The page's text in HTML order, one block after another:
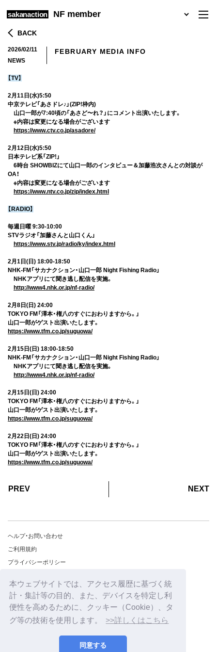
本ウェブサイトでは、アクセス履歴に基づく統
計・集計等の目的、また、デバイスを特定し利
便性を高めるために、クッキー（Cookie）、タ
グ等の技術を使用します。
>>詳しくはこちら
同意する
sakanaction NF member
BACK
2026/02/11
NEWS
FEBRUARY MEDIA INFO
【TV】
2月11日(水)5:50
中京テレビ「あさドレ♪」(ZIP!枠内)
山口一郎が7:40頃の「あさど〜れ？」にコメント出演いたします。
※内容は変更になる場合がございます
https://www.ctv.co.jp/asadore/
2月12日(水)5:50
日本テレビ系「ZIP!」
6時台 SHOWBIZにて山口一郎のインタビュー＆加藤浩次さんとの対談が
OA！
※内容は変更になる場合がございます
https://www.ntv.co.jp/zip/index.html
【RADIO】
毎週日曜 9:30-10:00
STVラジオ「加藤さんと山口くん」
https://www.stv.jp/radio/ky/index.html
2月1日(日) 18:00-18:50
NHK-FM「サカナクション・山口一郎 Night Fishing Radio」
NHKアプリにて聞き逃し配信を実施。
http://www4.nhk.or.jp/nf-radio/
2月8日(日) 24:00
TOKYO FM「澤本・権八のすぐにおわりますから。」
山口一郎がゲスト出演いたします。
https://www.tfm.co.jp/suguowa/
2月15日(日) 18:00-18:50
NHK-FM「サカナクション・山口一郎 Night Fishing Radio」
NHKアプリにて聞き逃し配信を実施。
http://www4.nhk.or.jp/nf-radio/
2月15日(日) 24:00
TOKYO FM「澤本・権八のすぐにおわりますから。」
山口一郎がゲスト出演いたします。
https://www.tfm.co.jp/suguowa/
2月22日(日) 24:00
TOKYO FM「澤本・権八のすぐにおわりますから。」
山口一郎がゲスト出演いたします。
https://www.tfm.co.jp/suguowa/
PREV NEXT
ヘルプ・お問い合わせ
ご利用規約
プライバシーポリシー
特定商取引法に関する表記